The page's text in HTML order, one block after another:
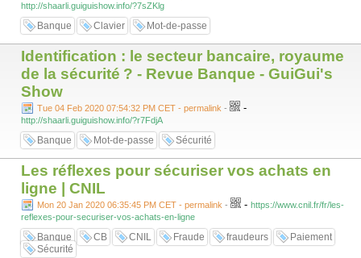
http://shaarli.guiguishow.info/?7sZKlg
Banque Clavier Mot-de-passe
Identification : le secteur bancaire, royaume
de la sécurité ? - Revue Banque - GuiGui's
Show
Tue 04 Feb 2020 07:54:32 PM CET - permalink - -
http://shaarli.guiguishow.info/?r7FdjA
Banque Mot-de-passe Sécurité
Les réflexes pour sécuriser vos achats en
ligne | CNIL
Mon 20 Jan 2020 06:35:45 PM CET - permalink - - https://www.cnil.fr/fr/les-
reflexes-pour-securiser-vos-achats-en-ligne
Banque CB CNIL Fraude fraudeurs
Paiement
Sécurité